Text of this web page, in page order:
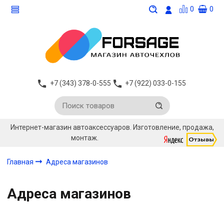
0 0
+7 (343) 378-0-555 +7 (922) 033-0-155
Интернет-магазин автоаксессуаров. Изготовление, продажа,
монтаж.
Главная Адреса магазинов
Адреса магазинов